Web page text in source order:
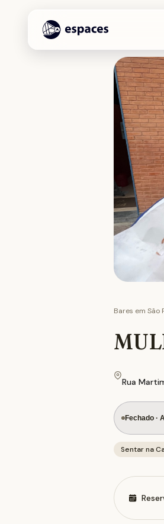
Bares em São
Rua
Fechado ·
Sentar na